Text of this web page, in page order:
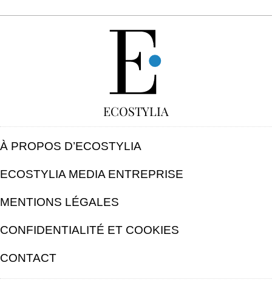
ECOSTYLIA
À PROPOS D’ECOSTYLIA
ECOSTYLIA MEDIA ENTREPRISE
MENTIONS LÉGALES
CONFIDENTIALITÉ ET COOKIES
CONTACT